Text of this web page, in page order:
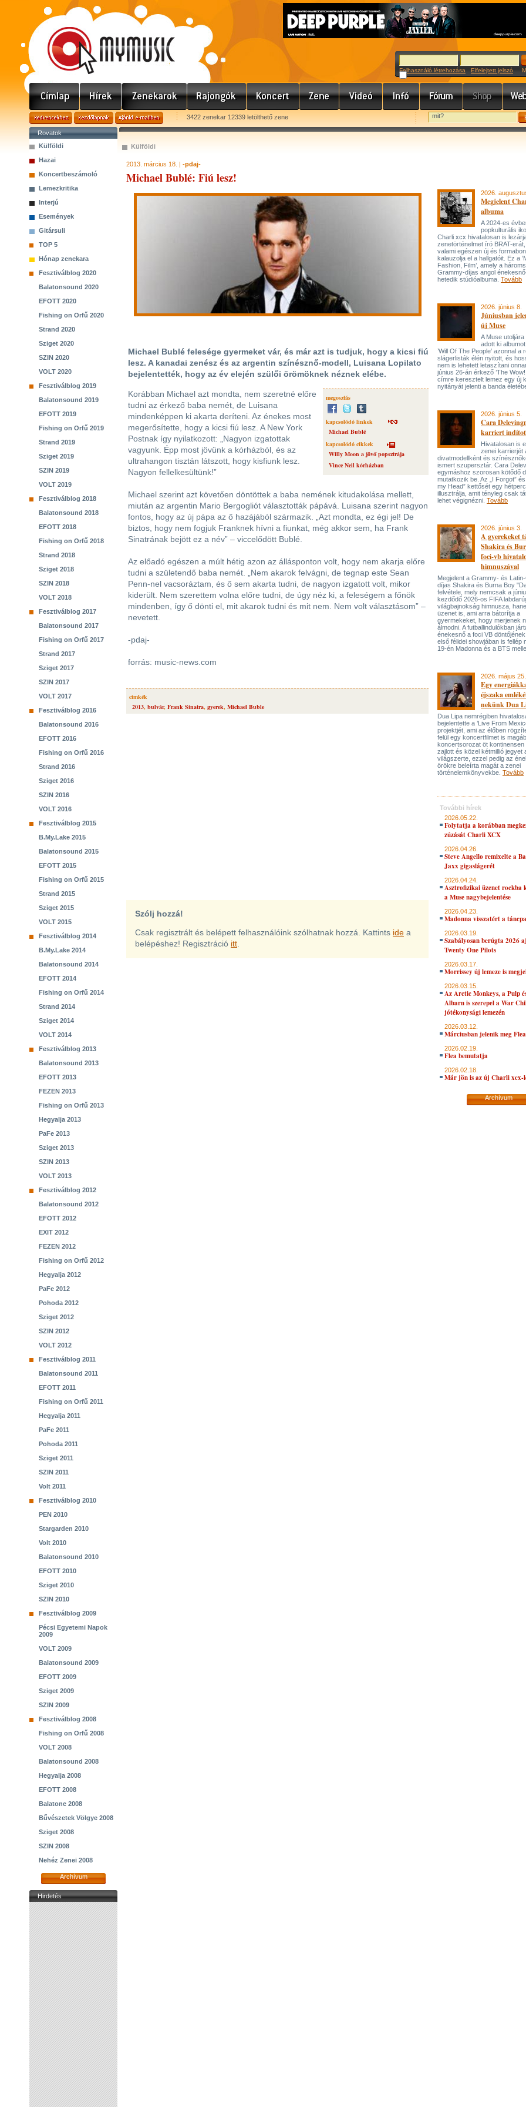
Felhasználó létrehozása Elfelejtett jelszó
3422 zenekar 12339 letölthető zene
Rovatok
Külföldi
Hazai
Koncertbeszámoló
Lemezkritika
Interjú
Események
Gitársuli
TOP 5
Hónap zenekara
Fesztiválblog 2020
Balatonsound 2020
EFOTT 2020
Fishing on Orfű 2020
Strand 2020
Sziget 2020
SZIN 2020
VOLT 2020
Fesztiválblog 2019
Balatonsound 2019
EFOTT 2019
Fishing on Orfű 2019
Strand 2019
Sziget 2019
SZIN 2019
VOLT 2019
Fesztiválblog 2018
Balatonsound 2018
EFOTT 2018
Fishing on Orfű 2018
Strand 2018
Sziget 2018
SZIN 2018
VOLT 2018
Fesztiválblog 2017
Balatonsound 2017
Fishing on Orfű 2017
Strand 2017
Sziget 2017
SZIN 2017
VOLT 2017
Fesztiválblog 2016
Balatonsound 2016
EFOTT 2016
Fishing on Orfű 2016
Strand 2016
Sziget 2016
SZIN 2016
VOLT 2016
Fesztiválblog 2015
B.My.Lake 2015
Balatonsound 2015
EFOTT 2015
Fishing on Orfű 2015
Strand 2015
Sziget 2015
VOLT 2015
Fesztiválblog 2014
B.My.Lake 2014
Balatonsound 2014
EFOTT 2014
Fishing on Orfű 2014
Strand 2014
Sziget 2014
VOLT 2014
Fesztiválblog 2013
Balatonsound 2013
EFOTT 2013
FEZEN 2013
Fishing on Orfű 2013
Hegyalja 2013
PaFe 2013
Sziget 2013
SZIN 2013
VOLT 2013
Fesztiválblog 2012
Balatonsound 2012
EFOTT 2012
EXIT 2012
FEZEN 2012
Fishing on Orfű 2012
Hegyalja 2012
PaFe 2012
Pohoda 2012
Sziget 2012
SZIN 2012
VOLT 2012
Fesztiválblog 2011
Balatonsound 2011
EFOTT 2011
Fishing on Orfű 2011
Hegyalja 2011
PaFe 2011
Pohoda 2011
Sziget 2011
SZIN 2011
Volt 2011
Fesztiválblog 2010
PEN 2010
Stargarden 2010
Volt 2010
Balatonsound 2010
EFOTT 2010
Sziget 2010
SZIN 2010
Fesztiválblog 2009
Pécsi Egyetemi Napok
2009
VOLT 2009
Balatonsound 2009
EFOTT 2009
Sziget 2009
SZIN 2009
Fesztiválblog 2008
Fishing on Orfű 2008
VOLT 2008
Balatonsound 2008
Hegyalja 2008
EFOTT 2008
Balatone 2008
Bűvészetek Völgye 2008
Sziget 2008
SZIN 2008
Nehéz Zenei 2008
Archívum
Hirdetés
Külföldi
2013. március 18. | -pdaj-
Michael Bublé: Fiú lesz!
Michael Bublé felesége gyermeket vár, és már azt is tudjuk, hogy a kicsi fiú
lesz. A kanadai zenész és az argentin színésznő-modell, Luisana Lopilato
bejelentették, hogy az év elején szülői örömöknek néznek elébe.
megosztás
kapcsolódó linkek
Michael Bublé
kapcsolódó cikkek
Willy Moon a jövő popsztrája
Vince Neil kórházban
Korábban Michael azt mondta, nem szeretné előre
tudni az érkező baba nemét, de Luisana
mindenképpen ki akarta deríteni. Az énekes most
megerősítette, hogy a kicsi fiú lesz. A New York
Postnak így nyilatkozott: „Nagyon izgatottak
vagyunk. Épp most jövünk a kórházból, és az
ultrahangon tisztán látszott, hogy kisfiunk lesz.
Nagyon fellelkesültünk!”
Michael szerint azt követően döntöttek a baba nemének kitudakolása mellett,
miután az argentin Mario Bergogliót választották pápává. Luisana szerint nagyon
fontos, hogy az új pápa az ő hazájából származik. „Azt mondta, ez égi jel! De
biztos, hogy nem fogjuk Franknek hívni a fiunkat, még akkor sem, ha Frank
Sinatrának bejött ez a név” – viccelődött Bublé.
Az előadó egészen a múlt hétig azon az állásponton volt, hogy nem akarja előre
tudni a születendő baba nemét. „Nem akarok felvágni, de tegnap este Sean
Penn-nel vacsoráztam, és ő sem akarta tudni, de nagyon izgatott volt, mikor
kiderült. Nem szerettem volna előre tudni, de úgy néz ki, a feleségem a főnök
mindenben, így ő dönti el, mit akarok tudni és mit nem. Nem volt választásom” –
nevetett.
-pdaj-
forrás: music-news.com
cimkék
2013, bulvár, Frank Sinatra, gyerek, Michael Buble
Szólj hozzá!
Csak regisztrált és belépett felhasználóink szólhatnak hozzá. Kattints ide a
belépéshez! Regisztráció itt
2026.
Megjelent
albuma
A 2024-es
popkulturális
Charli xcx hivatalosan is
zenetörténelmet író BRAT-
valami egészen új és
kalauzolja el a hallgatóit. Ez a
Fashion, Film’, amely a
Grammy-díjas angol
hetedik stúdióalbuma. Tovább
2026. június 8.
Júniusban
új Muse
A Muse
adott ki
’Will Of The People’ azonnal a
slágerlisták élén nyitott, és
nem is lehetett letaszítani
június 26-án érkező ’The Wow!
címre keresztelt lemez egy új
nyitányát jelenti a banda
2026. június 5.
Cara
karriert
Hivatalosan is
zenei karrierjét
divatmodellként és
ismert szupersztár. Cara
egymáshoz szorosan kötődő
mutatkozik be. Az „I Forgot”
my Head” kettősét egy
illusztrálja, amit tényleg csak
lehet végignézni. Tovább
2026. június 3.
A gyerekeket
Shakira és
foci-vb
himnuszával
Megjelent a Grammy- és
díjas Shakira és Burna Boy
felvétele, mely nemcsak a
kezdődő 2026-os FIFA
világbajnokság himnusza,
üzenet is, ami arra bátorítja a
gyermekeket, hogy merjenek
álmodni. A futballindulókban
énekesnő a foci VB
első félidei showjában is fellép
19-én Madonna és a BTS
2026. május 25.
Egy
éjszaka
nekünk Dua
Dua Lipa nemrégiben
bejelentette a ’Live From
projektjét, ami az élőben
felül egy koncertfilmet is
koncertsorozat öt kontinensen
zajlott és közel kétmillió jegyet
világszerte, ezzel pedig az
örökre beleírta magát a zenei
történelemkönyvekbe. Tovább
További hírek
2026.05.22.
Folytatja a korábban
zúzását Charli XCX
2026.04.26.
Steve Angello remixelte a
Jaxx gigaslágerét
2026.04.24.
Asztrofizikai üzenet rockba
a Muse nagybejelentése
2026.04.23.
Madonna visszatért a
2026.03.19.
Szabályosan berúgta 2026
Twenty One Pilots
2026.03.17.
Morrissey új lemeze is
2026.03.15.
Az Arctic Monkeys, a Pulp
Albarn is szerepel a War
jótékonysági lemezén
2026.03.12.
Márciusban jelenik meg
2026.02.19.
Flea bemutatja
2026.02.18.
Már jön is az új Charli xcx-
Archívum